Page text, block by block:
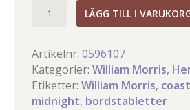
William
midnight
Bordstabletter
mängd
LÄGG TILL I
Artikelnr:0596107
Kategorier:William Morris,
Etiketter:William Morris,
midnight, bordstabletter